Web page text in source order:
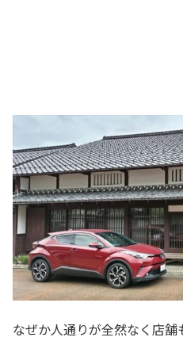
なぜか人通りが全然なく店